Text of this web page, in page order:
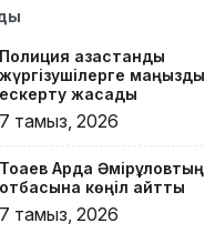
Z белгісі
киген
жолаушы
қызу
талқыға
Президент
Солтүстік
Полиция қазақстандық
жүргізушілерге маңызды
ескерту жасады
7 тамыз, 2026
Тоқаев Ардақ Әмірқұловтың
отбасына көңіл айтты
7 тамыз, 2026